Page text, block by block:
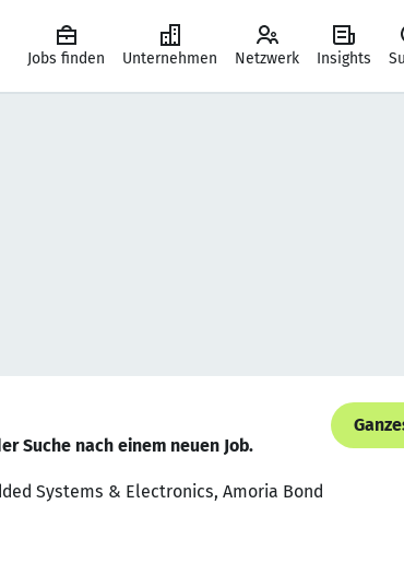
Jobs finden Unternehmen Netzwerk Insights
Suche nach einem neuen Job.
Systems & Electronics, Amoria Bond